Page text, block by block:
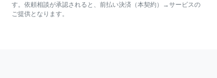
す。依頼相談が承認されると、前払い決済（本契約）→サービスの
ご提供となります。